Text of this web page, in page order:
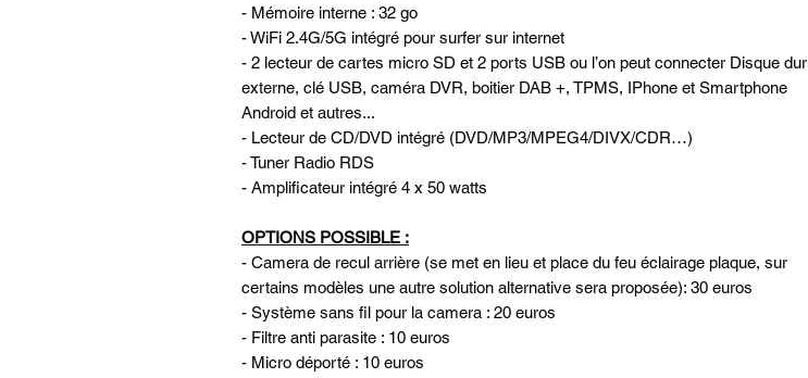
- Mémoire interne : 32 go
- WiFi 2.4G/5G intégré pour surfer sur internet
- 2 lecteur de cartes micro SD et 2 ports USB ou l’on peut connecter Disque dur
externe, clé USB, caméra DVR, boitier DAB +, TPMS, IPhone et Smartphone
Android et autres...
- Lecteur de CD/DVD intégré (DVD/MP3/MPEG4/DIVX/CDR…)
- Tuner Radio RDS
- Amplificateur intégré 4 x 50 watts
OPTIONS POSSIBLE :
- Camera de recul arrière (se met en lieu et place du feu éclairage plaque, sur
certains modèles une autre solution alternative sera proposée): 30 euros
- Système sans fil pour la camera : 20 euros
- Filtre anti parasite : 10 euros
- Micro déporté : 10 euros